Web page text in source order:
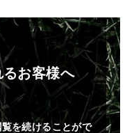
お客様へ
を続けることがで